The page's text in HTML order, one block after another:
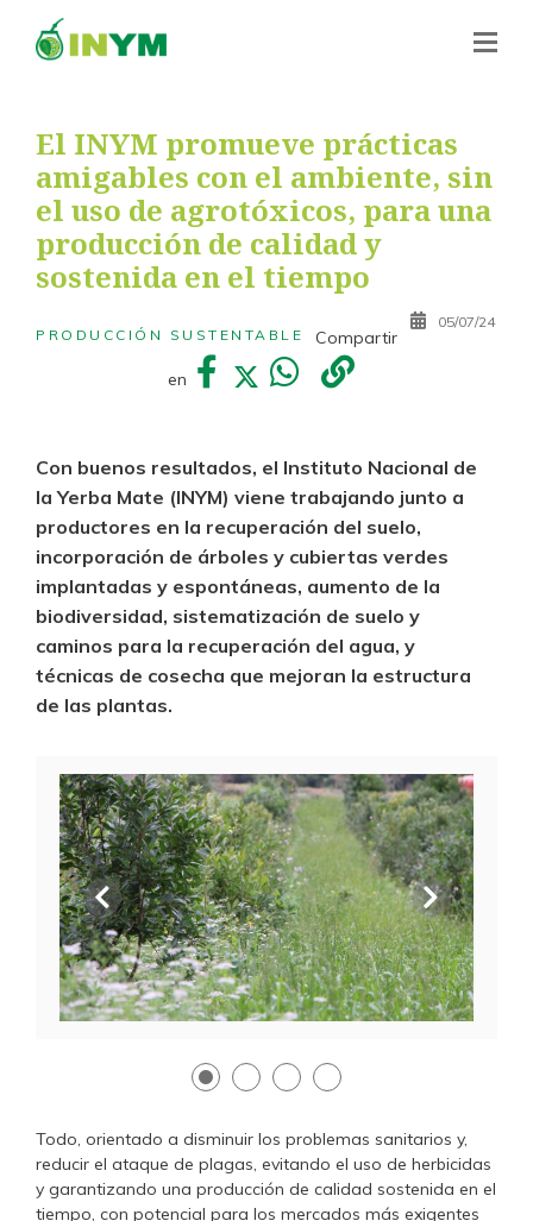
El INYM promueve prácticas
amigables con el ambiente, sin
el uso de agrotóxicos, para una
producción de calidad y
sostenida en el tiempo
05/07/24
PRODUCCIÓN SUSTENTABLE
Compartir
en
Con buenos resultados, el Instituto Nacional de
la Yerba Mate (INYM) viene trabajando junto a
productores en la recuperación del suelo,
incorporación de árboles y cubiertas verdes
implantadas y espontáneas, aumento de la
biodiversidad, sistematización de suelo y
caminos para la recuperación del agua, y
técnicas de cosecha que mejoran la estructura
de las plantas.
Anterior
Todo, orientado a disminuir los problemas sanitarios y,
reducir el ataque de plagas, evitando el uso de herbicidas
y garantizando una producción de calidad sostenida en el
tiempo, con potencial para los mercados más exigentes